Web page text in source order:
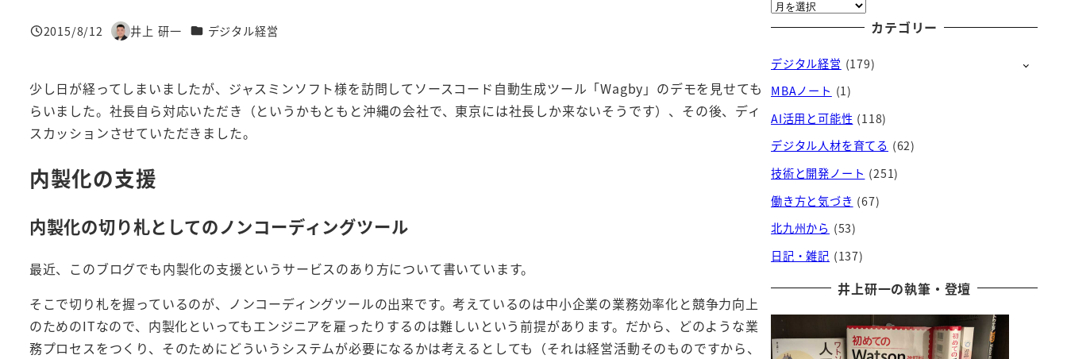
投稿日
2015/8/12
著
井上 研一 カテゴリー
デジタル経営
少し日が経ってしまいましたが、ジャスミンソフト様を訪問してソースコード自動生成ツール「Wagby」のデモを見せても
らいました。社長自ら対応いただき（というかもともと沖縄の会社で、東京には社長しか来ないそうです）、その後、ディ
スカッションさせていただきました。
内製化の支援
内製化の切り札としてのノンコーディングツール
最近、このブログでも内製化の支援というサービスのあり方について書いています。
そこで切り札を握っているのが、ノンコーディングツールの出来です。考えているのは中小企業の業務効率化と競争力向上
のためのITなので、内製化といってもエンジニアを雇ったりするのは難しいという前提があります。だから、どのような業
務プロセスをつくり、そのためにどういうシステムが必要になるかは考えるとしても（それは経営活動そのものですから、
ア
ー
イ
ブ
カテゴリー
デジタル経営 (179)
MBAノート (1)
AI活用と可能性 (118)
デジタル人材を育てる (62)
技術と開発ノート (251)
働き方と気づき (67)
北九州から (53)
日記・雑記 (137)
井上研一の執筆・登壇